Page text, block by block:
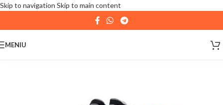
Skip to navigation Skip to main content
| 📦 Program livrari|In perioada11 August - 18
August,
MENIU